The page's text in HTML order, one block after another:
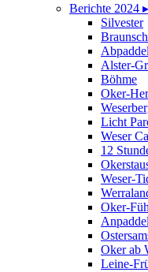
Berichte 2024 ▸
Silvester
Alster-
Böhme
Oker-
Licht
Weser
12
Weser-
Oker-
Oker ab
Leine-